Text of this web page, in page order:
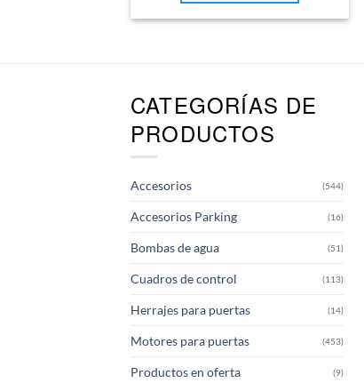
CATEGORÍAS DE
PRODUCTOS
Accesorios (544)
Accesorios Parking (16)
Bombas de agua (51)
Cuadros de control (113)
Herrajes para puertas (14)
Motores para puertas (453)
Productos en oferta (9)